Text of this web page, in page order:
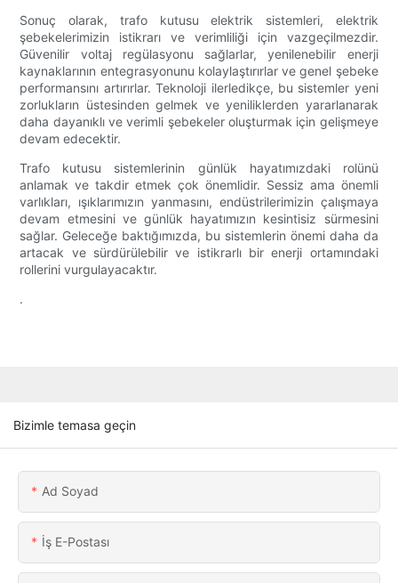
Sonuç olarak, trafo kutusu elektrik sistemleri, elektrik
şebekelerimizin istikrarı ve verimliliği için vazgeçilmezdir.
Güvenilir voltaj regülasyonu sağlarlar, yenilenebilir enerji
kaynaklarının entegrasyonunu kolaylaştırırlar ve genel şebeke
performansını artırırlar. Teknoloji ilerledikçe, bu sistemler yeni
zorlukların üstesinden gelmek ve yeniliklerden yararlanarak
daha dayanıklı ve verimli şebekeler oluşturmak için gelişmeye
devam edecektir.
Trafo kutusu sistemlerinin günlük hayatımızdaki rolünü
anlamak ve takdir etmek çok önemlidir. Sessiz ama önemli
varlıkları, ışıklarımızın yanmasını, endüstrilerimizin çalışmaya
devam etmesini ve günlük hayatımızın kesintisiz sürmesini
sağlar. Geleceğe baktığımızda, bu sistemlerin önemi daha da
artacak ve sürdürülebilir ve istikrarlı bir enerji ortamındaki
rollerini vurgulayacaktır.
.
Bizimle temasa geçin
Ad Soyad
İş E-Postası